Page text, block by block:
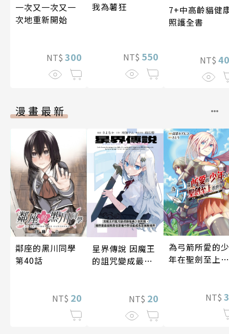
一次又一次又一
次地重新開始
NT$ 300
我為薯狂
NT$ 550
7+中高齡貓健
照護全書
NT$
漫畫最新
鄰座的黑川同學
第40話
NT$ 20
星界傳說 因魔王
的詛咒變成最強
靠著作弊技能成
長至無敵境界 第
NT$ 20
為弓箭所愛的少
年在聖劍至上的
支援聖騎士們～
NT$